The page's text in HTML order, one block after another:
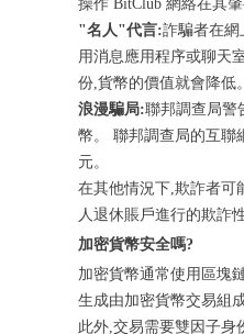
操作 BitClub 網絡在其
"名人"代言:詐騙者在網
用消息應用程序或聊天
份,貨幣的價值就會降低。
浪漫騙局:聯邦調查局警
幣。 聯邦調查局的互聯
元。
在其他情況下,欺詐者可
人退休賬戶進行的欺詐
加密貨幣安全嗎?
加密貨幣通常使用區塊
生成由加密貨幣交易組
此外,交易需要雙因子身